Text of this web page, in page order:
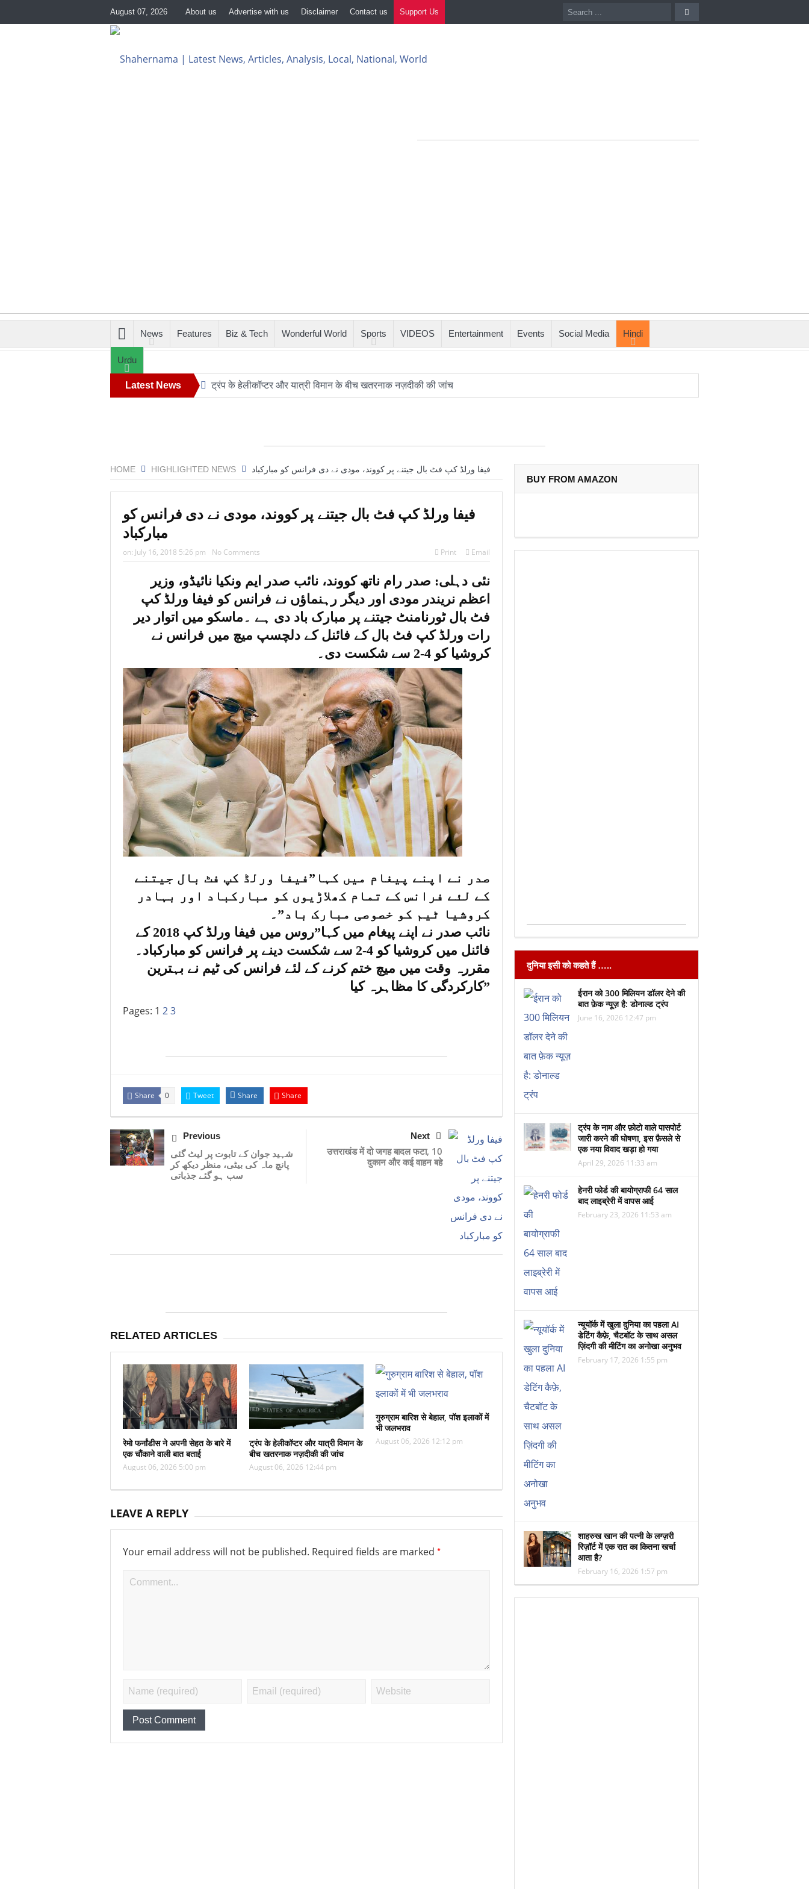
August 07, 2026 About us Advertise with us Disclaimer Contact us Support Us
News Features Biz & Tech Wonderful World Sports VIDEOS Entertainment Events Social Media Hindi
Urdu
Latest News ट्रंप के हेलीकॉप्टर और यात्री विमान के बीच खतरनाक नज़दीकी की जांच
डील साइन करने का यह आखिरी मौका है, ट्रंप ने एक बार फिर ईरान को धमकी दी
महमूदाबाद रियासत का मोहर्रम: अज़ादारी, तहज़ीब और साझी विरासत की जीवित दास्तान
भारत: जुड़वां भाइयों ने जुड़वां बहनों से शादी की, जुड़वां पादरियों ने धार्मिक रस्म पूरी की
HOME HIGHLIGHTED NEWS فیفا ورلڈ کپ فٹ بال جیتنے پر کووند، مودی نے دی فرانس کو مبارکباد
فیفا ورلڈ کپ فٹ بال جیتنے پر کووند، مودی نے دی فرانس کو
مبارکباد
on: July 16, 2018 5:26 pm No Comments Print Email
نئی دہلی: صدر رام ناتھ کووند، نائب صدر ایم ونکیا نائیڈو، وزیر
اعظم نریندر مودی اور دیگر رہنماؤں نے فرانس کو فیفا ورلڈ کپ
فٹ بال ٹورنامنٹ جیتنے پر مبارک باد دی ہے ۔ماسکو میں اتوار دیر
رات ورلڈ کپ فٹ بال کے فائنل کے دلچسپ میچ میں فرانس نے
کروشیا کو 4-2 سے شکست دی۔
صدر نے اپنے پیغام میں کہا”فیفا ورلڈ کپ فٹ بال جیتنے
کے لئے فرانس کے تمام کھلاڑیوں کو مبارکباد اور بہادر
کروشیا ٹیم کو خصوصی مبارک باد”۔
نائب صدر نے اپنے پیغام میں کہا”روس میں فیفا ورلڈ کپ 2018 کے
فائنل میں کروشیا کو 4-2 سے شکست دینے پر فرانس کو مبارکباد۔
مقررہ وقت میں میچ ختم کرنے کے لئے فرانس کی ٹیم نے بہترین
کارکردگی کا مظاہرہ کیا”
Pages: 1 23
Share 0 Tweet Share Share
Previous
شہید جوان کے تابوت پر لیٹ گئی
پانچ ماہ کی بیٹی، منظر دیکھ کر
سب ہو گئے جذباتی
Next
उत्तराखंड में दो जगह बादल फटा, 10
दुकान और कई वाहन बहे
RELATED ARTICLES
रेमो फर्नांडीस ने अपनी सेहत के बारे में
एक चौंकाने वाली बात बताई
August 06, 2026 5:00 pm
ट्रंप के हेलीकॉप्टर और यात्री विमान के
बीच खतरनाक नज़दीकी की जांच
August 06, 2026 12:44 pm
गुरुग्राम बारिश से बेहाल, पॉश इलाकों में
भी जलभराव
August 06, 2026 12:12 pm
LEAVE A REPLY
Your email address will not be published. Required fields are marked *
BUY FROM AMAZON
दुनिया इसी को कहते हैं …..
ईरान को 300 मिलियन डॉलर देने की
बात फ़ेक न्यूज़ है: डोनाल्ड ट्रंप
June 16, 2026 12:47 pm
ट्रंप के नाम और फ़ोटो वाले पासपोर्ट
जारी करने की घोषणा, इस फ़ैसले से
एक नया विवाद खड़ा हो गया
April 29, 2026 11:33 am
हेनरी फोर्ड की बायोग्राफी 64 साल
बाद लाइब्रेरी में वापस आई
February 23, 2026 11:53 am
न्यूयॉर्क में खुला दुनिया का पहला AI
डेटिंग कैफ़े, चैटबॉट के साथ असल
ज़िंदगी की मीटिंग का अनोखा अनुभव
February 17, 2026 1:55 pm
शाहरुख खान की पत्नी के लग्ज़री
रिज़ॉर्ट में एक रात का कितना खर्चा
आता है?
February 16, 2026 1:57 pm